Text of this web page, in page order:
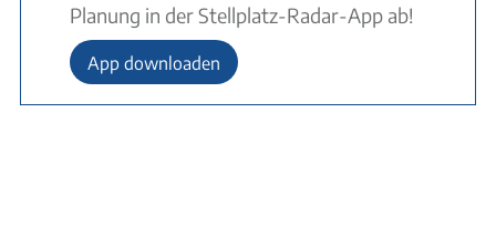
Planung in der Stellplatz-Radar-App ab!
App downloaden